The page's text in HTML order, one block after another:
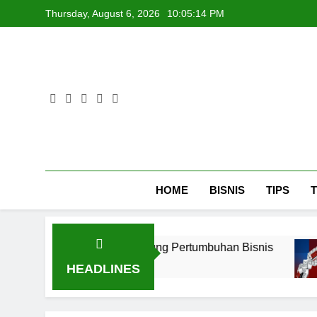
to
Thursday, August 6, 2026 10:05:14 PM
HOME BISNIS TIPS
HEADLINES
untuk Mendukung Pertumbuhan Bisnis